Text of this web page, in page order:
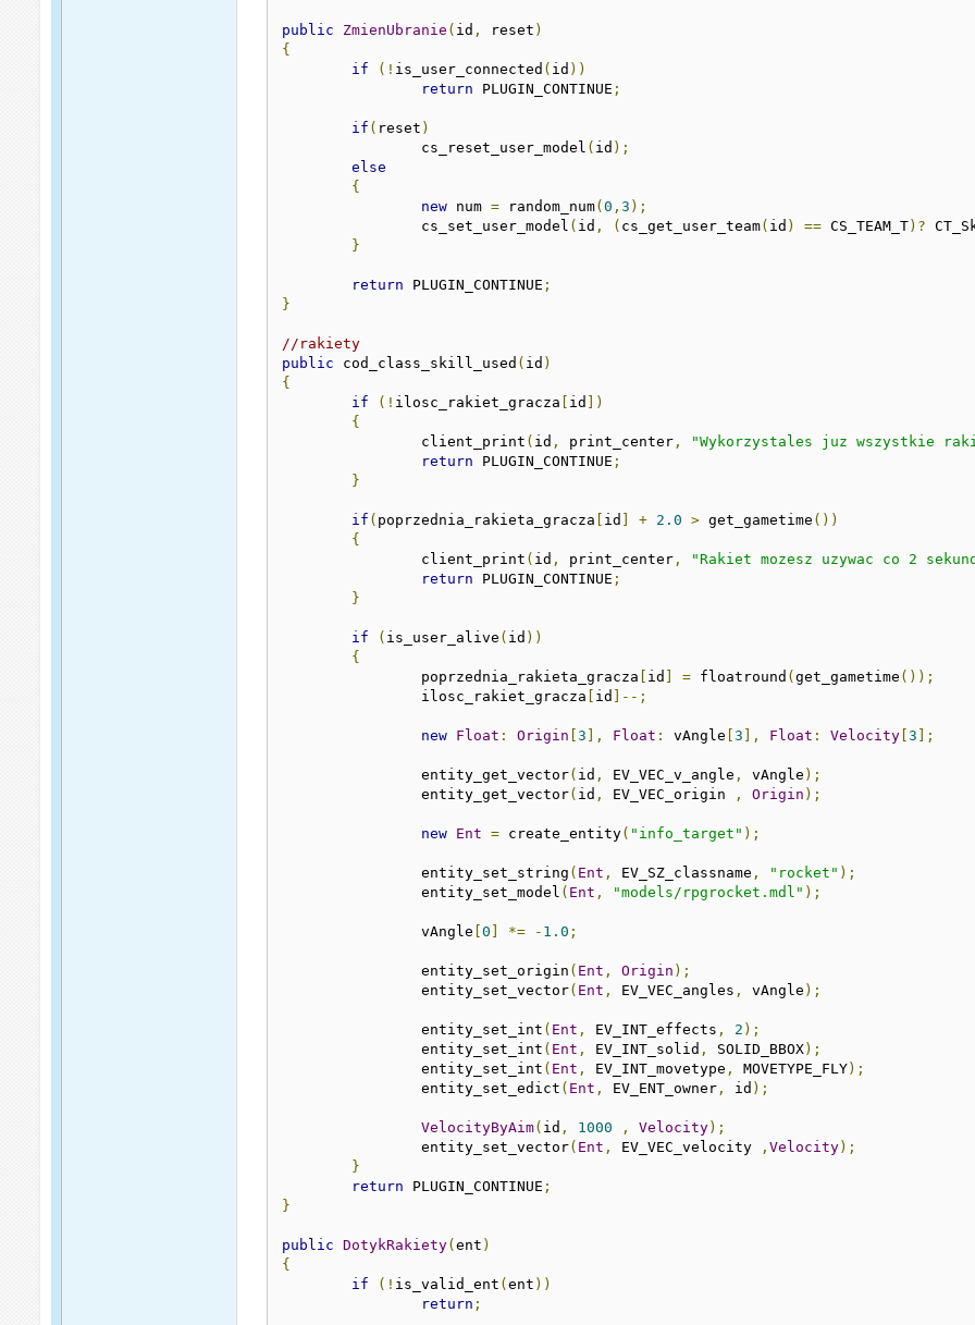
public ZmienUbranie ( id , reset )
{
if
(! is_user_connected ( id ))
return PLUGIN_CONTINUE ;
if ( reset )
		cs_reset_user_model
( id );
else
{
new num = random_num(0 ,3 );
		cs_set_user_model
( id , ( cs_get_user_team( id ) == CS_TEAM_T)?
}
return PLUGIN_CONTINUE ;
}
//rakiety
public cod_class_skill_used ( id )
{
if
(! ilosc_rakiet_gracza [ id ])
{
		client_print
( id , print_center , "Wykorzystales juz wszystkie
return PLUGIN_CONTINUE ;
}
if ( poprzednia_rakieta_gracza [ id ] + 2.0 > get_gametime ())
{
		client_print
( id , print_center , "Rakiet mozesz uzywac co 2
return PLUGIN_CONTINUE ;
}
if ( is_user_alive ( id ))
{
		poprzednia_rakieta_gracza
[ id ] = floatround (get_gametime ());
		ilosc_rakiet_gracza
[ id ]--;
new Float : Origin [3 ], Float : vAngle [3 ], Float : Velocity [3 ];
		entity_get_vector
( id , EV_VEC_v_angle , vAngle );
		entity_get_vector
( id , EV_VEC_origin , Origin );
new Ent = create_entity( "info_target" );
		entity_set_string
( Ent , EV_SZ_classname , "rocket" );
		entity_set_model
( Ent , "models/rpgrocket.mdl" );
		vAngle
[0 ] *= - 1.0 ;
		entity_set_origin
( Ent , Origin );
		entity_set_vector
( Ent , EV_VEC_angles , vAngle );
		entity_set_int
( Ent , EV_INT_effects , 2 );
		entity_set_int
( Ent , EV_INT_solid , SOLID_BBOX);
		entity_set_int
( Ent , EV_INT_movetype , MOVETYPE_FLY);
		entity_set_edict
( Ent , EV_ENT_owner , id );
VelocityByAim( id , 1000 , Velocity);
		entity_set_vector
( Ent , EV_VEC_velocity ,Velocity);
}
return PLUGIN_CONTINUE ;
}
public DotykRakiety(ent )
{
if
(! is_valid_ent (ent ))
return ;